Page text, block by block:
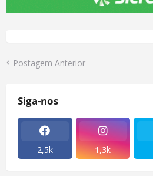
Postagem Anterior
Siga-nos
2,5k 1,3k